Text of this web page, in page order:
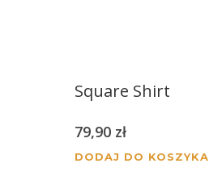
Square Shirt
79,90 zł
DODAJ DO KOSZYKA